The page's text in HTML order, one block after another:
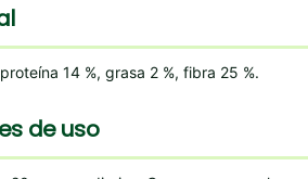
14 %, grasa 2 %, fibra 25 %.
de uso